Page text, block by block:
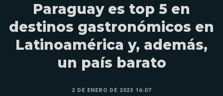
Paraguay es top 5 en
destinos gastronómicos en
Latinoamérica y, además,
un país barato
2 DE ENERO DE 2023 16:07